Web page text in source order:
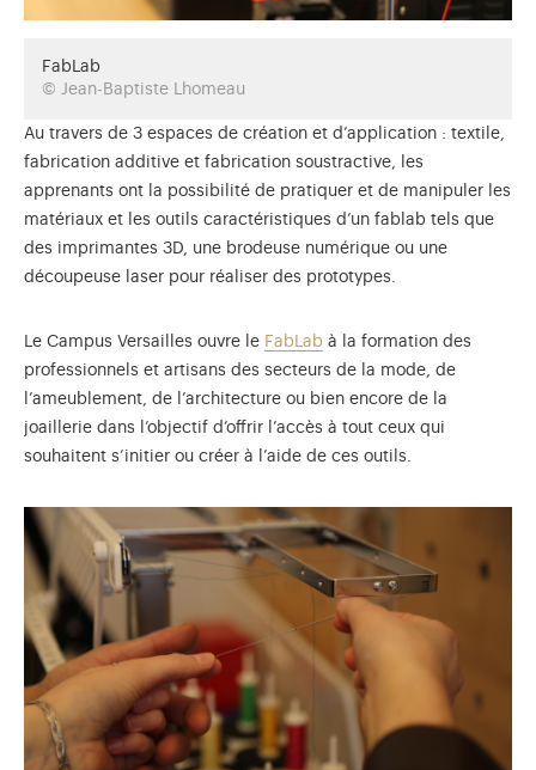
FabLab
© Jean-Baptiste Lhomeau
Au travers de 3 espaces de création et d’application : textile,
fabrication additive et fabrication soustractive, les
apprenants ont la possibilité de pratiquer et de manipuler les
matériaux et les outils caractéristiques d’un fablab tels que
des imprimantes 3D, une brodeuse numérique ou une
découpeuse laser pour réaliser des prototypes.
Le Campus Versailles ouvre le FabLab à la formation des
professionnels et artisans des secteurs de la mode, de
l’ameublement, de l’architecture ou bien encore de la
joaillerie dans l’objectif d’offrir l’accès à tout ceux qui
souhaitent s’initier ou créer à l’aide de ces outils.